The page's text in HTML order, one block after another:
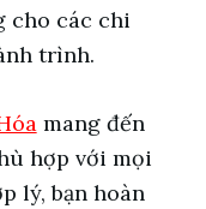
cho các chi
trình.
mang đến
hợp với mọi
lý, bạn hoàn